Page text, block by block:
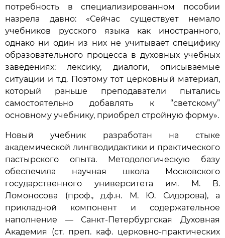
потребность в специализированном пособии
назрела давно: «Сейчас существует немало
учебников русского языка как иностранного,
однако ни один из них не учитывает специфику
образовательного процесса в духовных учебных
заведениях: лексику, диалоги, описываемые
ситуации и т.д. Поэтому тот церковный материал,
который раньше преподаватели пытались
самостоятельно добавлять к “светскому”
основному учебнику, приобрел стройную форму».
Новый учебник разработан на стыке
академической лингводидактики и практического
пастырского опыта. Методологическую базу
обеспечила научная школа Московского
государственного университета им. М. В.
Ломоносова (проф., д.ф.н. М. Ю. Сидорова), а
прикладной компонент и содержательное
наполнение — Санкт-Петербургская Духовная
Академия (ст. преп. каф. церковно-практических